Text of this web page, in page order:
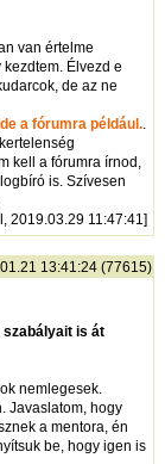
van értelme
Élvezd e
de az ne
a fórumra például..
kell a fórumra írnod,
is. Szívesen
2019.03.29 11:47:41]
13:41:24 (77615)
szabályait is át
nemlegesek.
Javaslatom, hogy
a mentora, én
be, hogy igen is